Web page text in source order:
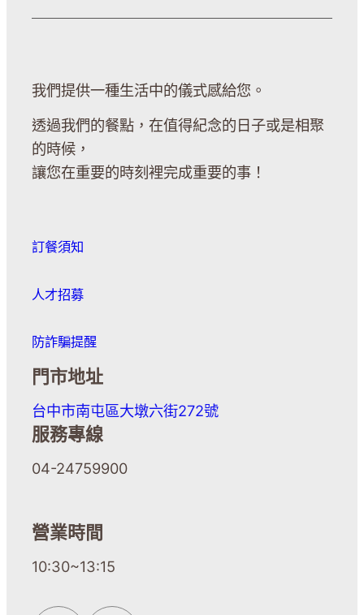
我們提供一種生活中的儀式感給您。
透過我們的餐點，在值得紀念的日子或是相聚
的時候，
讓您在重要的時刻裡完成重要的事！
訂餐須知
人才招募
防詐騙提醒
門市地址
台中市南屯區大墩六街272號
服務專線
04-24759900
營業時間
10:30~13:15